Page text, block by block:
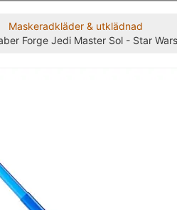
Maskeradkläder & utklädnad
Forge Jedi Master Sol - Star